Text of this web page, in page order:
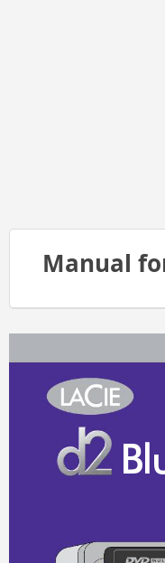
Manual
Bl